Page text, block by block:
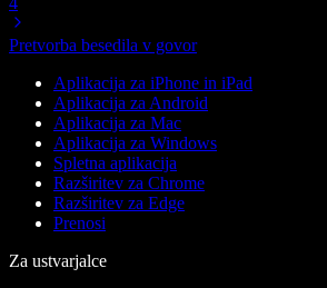
Pretvorba besedila v govor
Aplikacija za iPhone in iPad
Aplikacija za Android
Aplikacija za Mac
Aplikacija za Windows
Spletna aplikacija
Razširitev za Chrome
Razširitev za Edge
Prenosi
Za ustvarjalce